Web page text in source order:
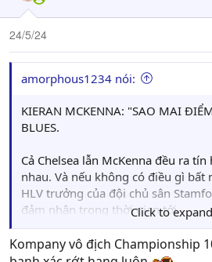
24/5/24
amorphous1234 nói:
KIERAN MCKENNA: "SAO MAI
BLUES.
Cả Chelsea lẫn McKenna đều ra
nhau. Và nếu không có điều gì bất
HLV trưởng của đội chủ sân
đảm nhận trong thời gian tới.
Vị chiến lược gia 38 tuổi người
dắt Ipswich Town ở giải
Click to
Kompany vô địch Championship